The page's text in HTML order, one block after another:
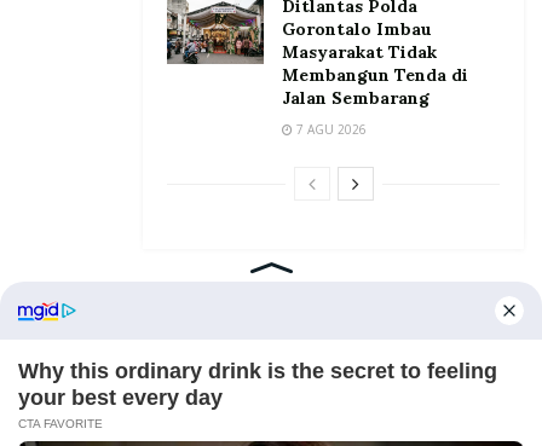
Ditlantas Polda
Gorontalo Imbau
Masyarakat Tidak
Membangun Tenda di
Jalan Sembarang
7 AGU 2026
Home Tentang Kontak Redaksi Pedoman Media Siber